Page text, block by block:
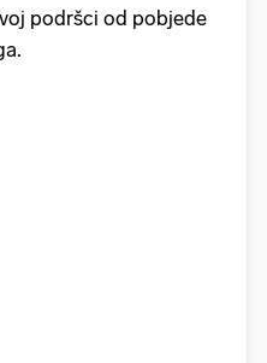
podršci od pobjede